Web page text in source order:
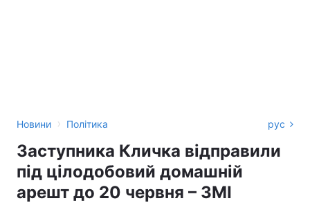
Новини › Політика рус
Заступника Кличка відправили
під цілодобовий домашній
арешт до 20 червня – ЗМІ